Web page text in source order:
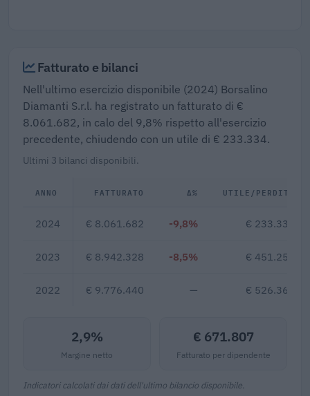
Fatturato e bilanci
Nell'ultimo esercizio disponibile (2024) Borsalino
Diamanti S.r.l. ha registrato un fatturato di €
8.061.682, in calo del 9,8% rispetto all'esercizio
precedente, chiudendo con un utile di € 233.334.
Ultimi 3 bilanci disponibili.
ANNO FATTURATO Δ% UTILE/PERDITA
2024 € 8.061.682 -9,8% € 233.334
2023 € 8.942.328 -8,5% € 451.255
2022 € 9.776.440 — € 526.364
2,9%
Margine netto
€ 671.807
Fatturato per dipendente
Indicatori calcolati dai dati dell'ultimo bilancio disponibile.